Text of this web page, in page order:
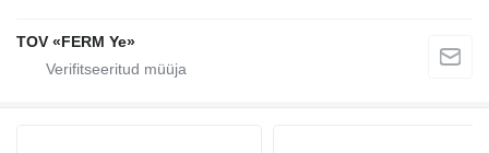
TOV «FERM Ye»